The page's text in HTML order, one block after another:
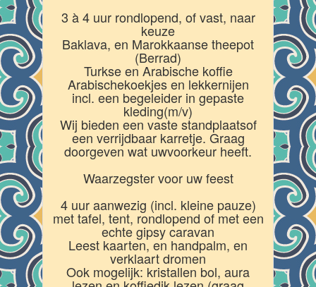
3 à 4 uur rondlopend, of vast, naar
keuze
Baklava, en Marokkaanse theepot
(Berrad)
Turkse en Arabische koffie
Arabischekoekjes en lekkernijen
incl. een begeleider in gepaste
kleding(m/v)
Wij bieden een vaste standplaatsof
een verrijdbaar karretje. Graag
doorgeven wat uwvoorkeur heeft.
Waarzegster voor uw feest
4 uur aanwezig (incl. kleine pauze)
met tafel, tent, rondlopend of met een
echte gipsy caravan
Leest kaarten, en handpalm, en
verklaart dromen
Ook mogelijk: kristallen bol, aura